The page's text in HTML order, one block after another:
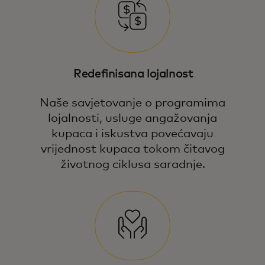
Redefinisana lojalnost
Naše savjetovanje o programima
lojalnosti, usluge angažovanja
kupaca i iskustva povećavaju
vrijednost kupaca tokom čitavog
životnog ciklusa saradnje.